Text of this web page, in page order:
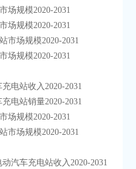
站市场规模2020-2031
站市场规模2020-2031
电站市场规模2020-2031
站市场规模2020-2031
车充电站收入2020-2031
车充电站销量2020-2031
站市场规模2020-2031
电站市场规模2020-2031
洲电动汽车充电站收入2020-2031